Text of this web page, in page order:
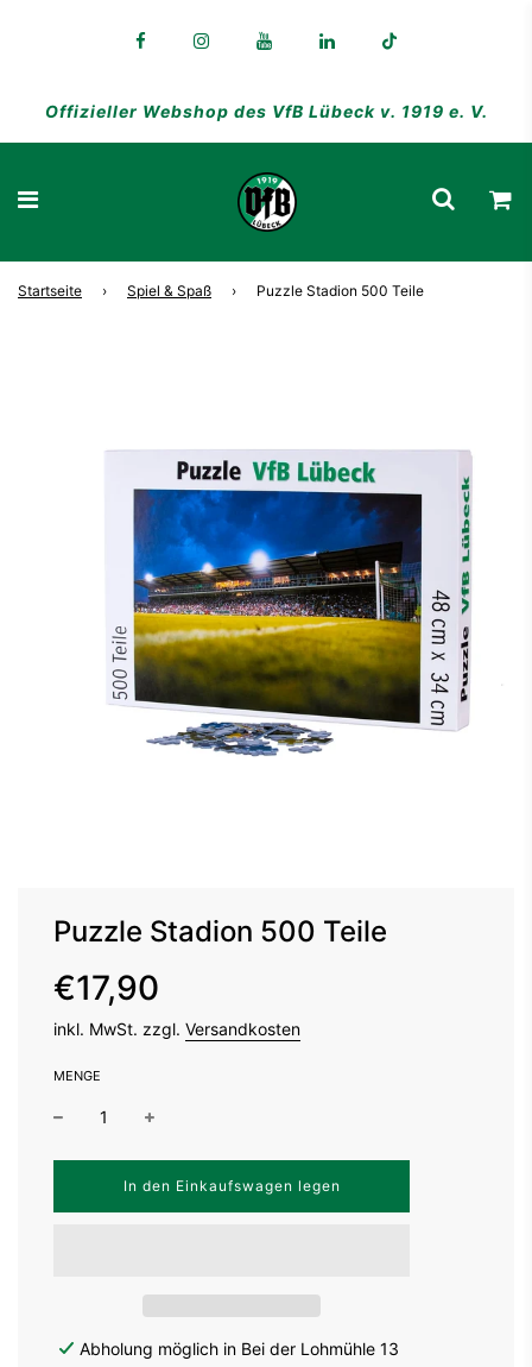
Offizieller Webshop des VfB Lübeck v. 1919 e. V.
Startseite › Spiel & Spaß › Puzzle Stadion 500 Teile
Puzzle Stadion 500 Teile
Sonderpreis
Normaler
Preis
€17,90
inkl. MwSt. zzgl. Versandkosten
MENGE
W
d
In den Einkaufswagen legen
Abholung möglich in Bei der Lohmühle 13